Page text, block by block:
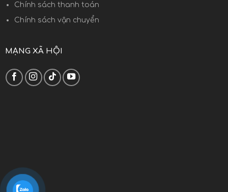
Chính sách thanh toán
Chính sách vận chuyển
MẠNG XÃ HỘI